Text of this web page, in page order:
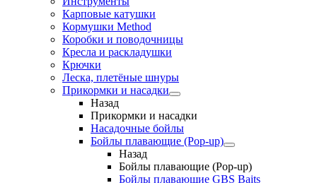
Карповые катушки
Кормушки Method
Коробки и поводочницы
Кресла и раскладушки
Крючки
Леска, плетёные шнуры
Прикормки и насадки
Назад
Прикормки и насадки
Насадочные бойлы
Бойлы плавающие (Pop-up)
Назад
Бойлы плавающие (Pop-up)
Бойлы плавающие GBS Baits